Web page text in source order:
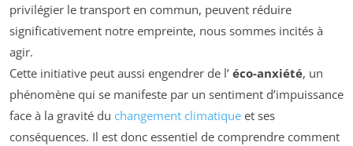
privilégier le transport en commun, peuvent réduire
significativement notre empreinte, nous sommes incités à
agir.
Cette initiative peut aussi engendrer de l’ éco-anxiété, un
phénomène qui se manifeste par un sentiment d’impuissance
face à la gravité du changement climatique et ses
conséquences. Il est donc essentiel de comprendre comment